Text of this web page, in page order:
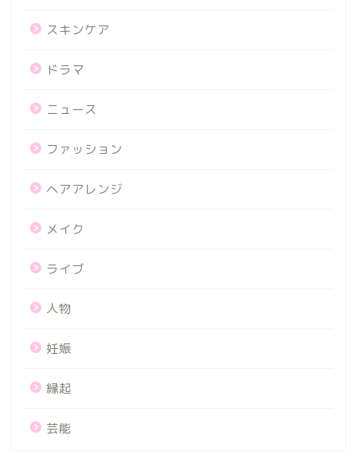
スキンケア
ドラマ
ニュース
ファッション
ヘアアレンジ
メイク
ライブ
人物
妊娠
縁起
芸能